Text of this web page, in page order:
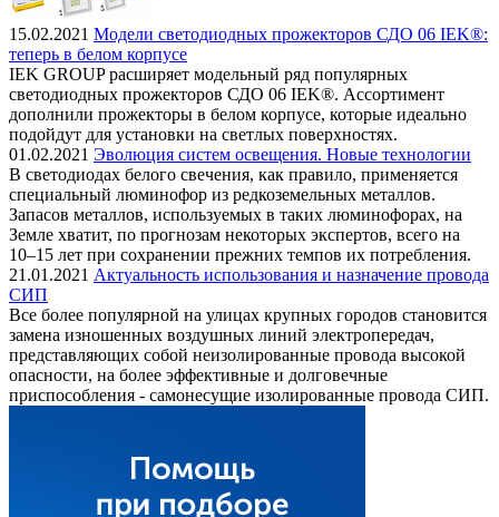
15.02.2021 Модели светодиодных прожекторов СДО 06 IEK®:
теперь в белом корпусе
IEK GROUP расширяет модельный ряд популярных
светодиодных прожекторов СДО 06 IEK®. Ассортимент
дополнили прожекторы в белом корпусе, которые идеально
подойдут для установки на светлых поверхностях.
01.02.2021 Эволюция систем освещения. Новые технологии
В светодиодах белого свечения, как правило, применяется
специальный люминофор из редкоземельных металлов.
Запасов металлов, используемых в таких люминофорах, на
Земле хватит, по прогнозам некоторых экспертов, всего на
10–15 лет при сохранении прежних темпов их потребления.
21.01.2021 Актуальность использования и назначение провода
СИП
Все более популярной на улицах крупных городов становится
замена изношенных воздушных линий электропередач,
представляющих собой неизолированные провода высокой
опасности, на более эффективные и долговечные
приспособления - самонесущие изолированные провода СИП.